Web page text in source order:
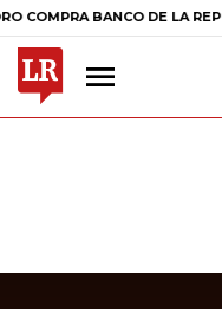
BANCO DE LA REPÚBLICA